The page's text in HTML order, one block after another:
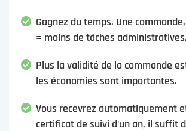
Gagnez du temps. Une
= moins de tâches administratives.
Plus la validité de la commande
les économies sont importantes.
Vous recevrez automatiquement
certificat de suivi d'un an, il suffit